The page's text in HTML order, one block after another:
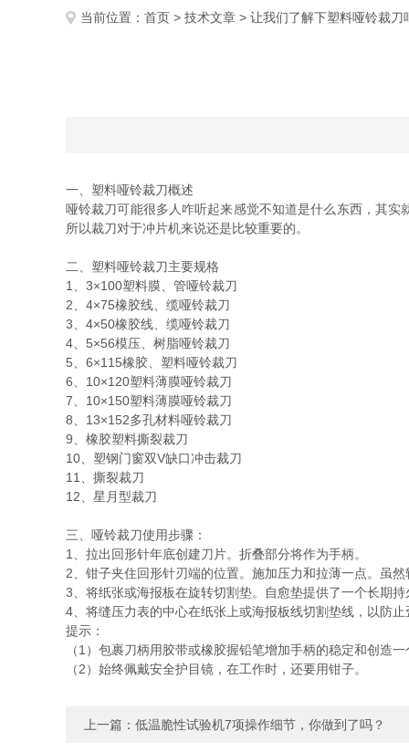
当前位置： 首页 > 技术文章 > 让我们了解下塑料哑铃裁刀
一、塑料哑铃裁刀概述
哑铃裁刀可能很多人咋听起来感觉不知道是什么东西，其
所以裁刀对于冲片机来说还是比较重要的。
二、塑料哑铃裁刀主要规格
1、3×100塑料膜、管哑铃裁刀
2、4×75橡胶线、缆哑铃裁刀
3、4×50橡胶线、缆哑铃裁刀
4、5×56模压、树脂哑铃裁刀
5、6×115橡胶、塑料哑铃裁刀
6、10×120塑料薄膜哑铃裁刀
7、10×150塑料薄膜哑铃裁刀
8、13×152多孔材料哑铃裁刀
9、橡胶塑料撕裂裁刀
10、塑钢门窗双V缺口冲击裁刀
11、撕裂裁刀
12、星月型裁刀
三、哑铃裁刀使用步骤：
1、拉出回形针年底创建刀片。折叠部分将作为手柄。
2、钳子夹住回形针刃端的位置。施加压力和拉薄一点。虽
3、将纸张或海报板在旋转切割垫。自愈垫提供了一个长期
4、将缝压力表的中心在纸张上或海报板线切割垫线，以防
提示：
（1）包裹刀柄用胶带或橡胶握铅笔增加手柄的稳定和创造
（2）始终佩戴安全护目镜，在工作时，还要用钳子。
上一篇： 低温脆性试验机7项操作细节，你做到了吗？